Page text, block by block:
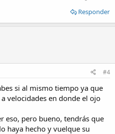
Responder
#4
si al mismo tiempo ya que
velocidades en donde el ojo
eso, pero bueno, tendrás que
haya hecho y vuelque su